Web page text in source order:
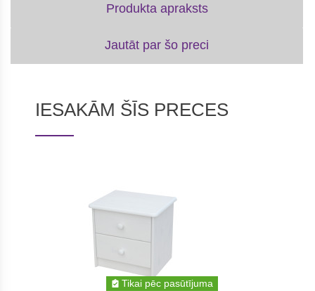
Produkta apraksts
Jautāt par šo preci
IESAKĀM ŠĪS PRECES
Tikai pēc pasūtījuma